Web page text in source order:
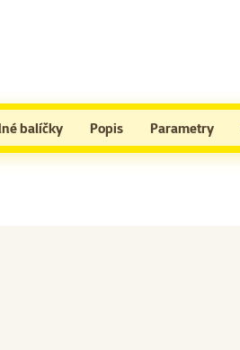
balíčky Popis Parametry